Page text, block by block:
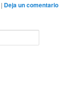
| Deja un comentario